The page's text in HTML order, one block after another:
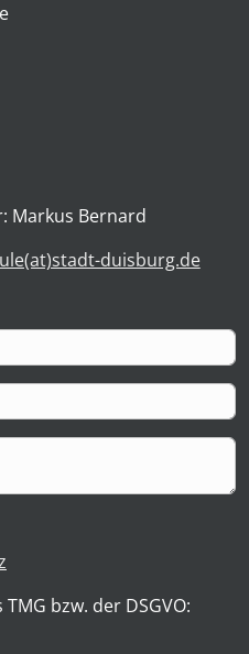
Markus Bernard
duisburg.de
bzw. der DSGVO: